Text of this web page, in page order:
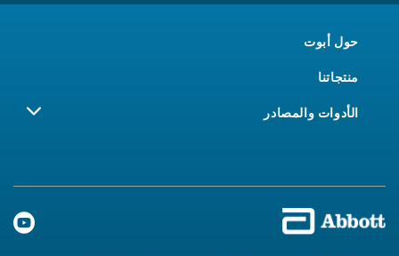
حول أبوت
منتجاتنا
الأدوات والمصادر